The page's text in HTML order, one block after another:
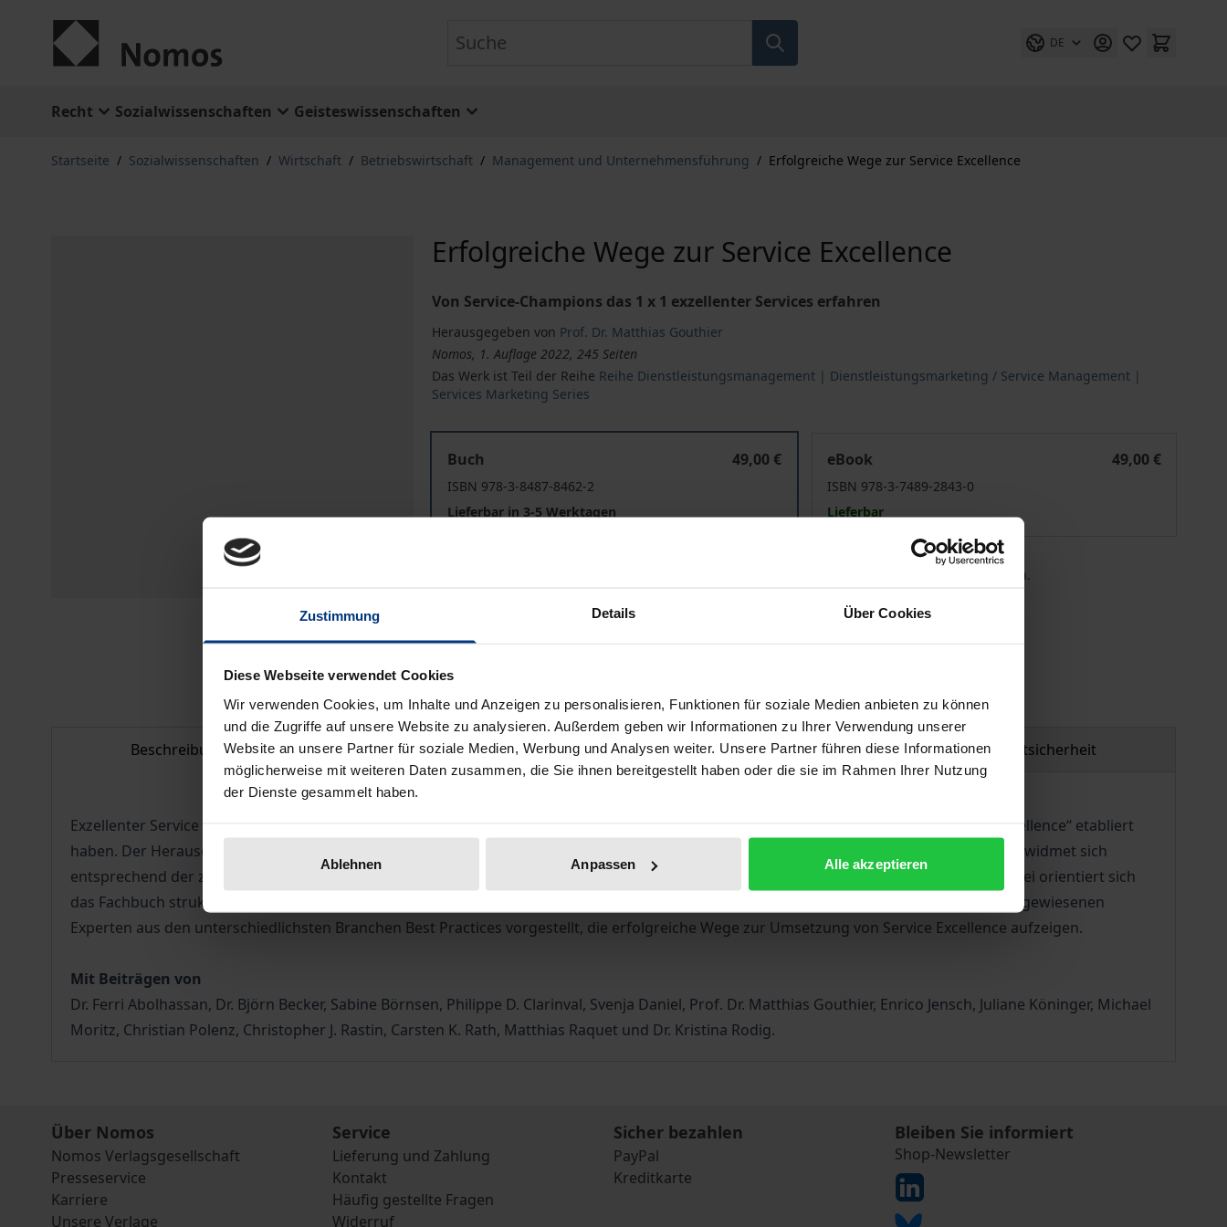
Zustimmung Details Über Cookies
Diese Webseite verwendet Cookies
Wir verwenden Cookies, um Inhalte und Anzeigen zu personalisieren, Funktionen für soziale Medien anbieten zu können
und die Zugriffe auf unsere Website zu analysieren. Außerdem geben wir Informationen zu Ihrer Verwendung unserer
Website an unsere Partner für soziale Medien, Werbung und Analysen weiter. Unsere Partner führen diese Informationen
möglicherweise mit weiteren Daten zusammen, die Sie ihnen bereitgestellt haben oder die sie im Rahmen Ihrer Nutzung
der Dienste gesammelt haben.
Ablehnen Anpassen Alle akzeptieren
DE
Recht Sozialwissenschaften Geisteswissenschaften
Startseite / Sozialwissenschaften / Wirtschaft / Betriebswirtschaft / Management und Unternehmensführung / Erfolgreiche Wege zur Service Excellence
Erfolgreiche Wege zur Service Excellence
Von Service-Champions das 1 x 1 exzellenter Services erfahren
Herausgegeben von Prof. Dr. Matthias Gouthier
Nomos, 1. Auflage 2022, 245 Seiten
Das Werk ist Teil der Reihe Reihe Dienstleistungsmanagement | Dienstleistungsmarketing / Service Management |
Services Marketing Series
Buch
49,00 €
ISBN 978-3-8487-8462-2
Lieferbar in 3-5 Werktagen
eBook
49,00 €
ISBN 978-3-7489-2843-0
Lieferbar
Preisangaben inkl. MwSt. Abhängig von der Lieferadresse kann die MwSt. an der Kasse variieren.
Beschreibung Bibliografische Angaben Zusatzmaterial Produktsicherheit
Exzellenter Service entsteht nicht von selbst. Weltweit nutzen Best-in-Class-Unternehmen Konzepte, die sich unter dem Label „Service Excellence“ etabliert
haben. Der Herausgeberband „Erfolgreiche Wege zur Service Excellence – Von Service-Champions das 1 x 1 exzellenter Services erfahren“ widmet sich
entsprechend der zentralen Fragestellung, wie Service Excellence von und in erfolgreichen Unternehmen umgesetzt und gelebt wird. Dabei orientiert sich
das Fachbuch strukturell an dem Modell der Service Excellence, wie es in der neuen ISO-Norm 23592 verankert ist. Hierzu werden von ausgewiesenen
Experten aus den unterschiedlichsten Branchen Best Practices vorgestellt, die erfolgreiche Wege zur Umsetzung von Service Excellence aufzeigen.
Mit Beiträgen von
Dr. Ferri Abolhassan, Dr. Björn Becker, Sabine Börnsen, Philippe D. Clarinval, Svenja Daniel, Prof. Dr. Matthias Gouthier, Enrico Jensch, Juliane Köninger, Michael
Moritz, Christian Polenz, Christopher J. Rastin, Carsten K. Rath, Matthias Raquet und Dr. Kristina Rodig.
Über Nomos
Nomos Verlagsgesellschaft
Presseservice
Karriere
Unsere Verlage
Service
Lieferung und Zahlung
Kontakt
Häufig gestellte Fragen
Widerruf
Sicher bezahlen
PayPal
Kreditkarte
Bleiben Sie informiert
Shop-Newsletter